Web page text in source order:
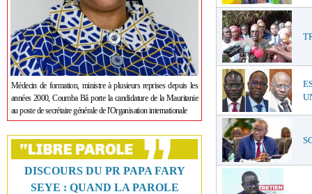
Médecin de formation, ministre à plusieurs reprises depuis les
années 2000, Coumba Bâ porte la candidature de la Mauritanie
au poste de secrétaire générale de l'Organisation internationale
DISCOURS DU PR PAPA FARY
SEYE : QUAND LA PAROLE